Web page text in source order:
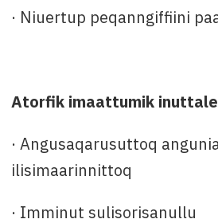
· Niuertup peqanngiffiini
Atorfik imaattumik
· Angusaqarusuttoq
ilisimaarinnittoq
· Imminut sulisorisanullu